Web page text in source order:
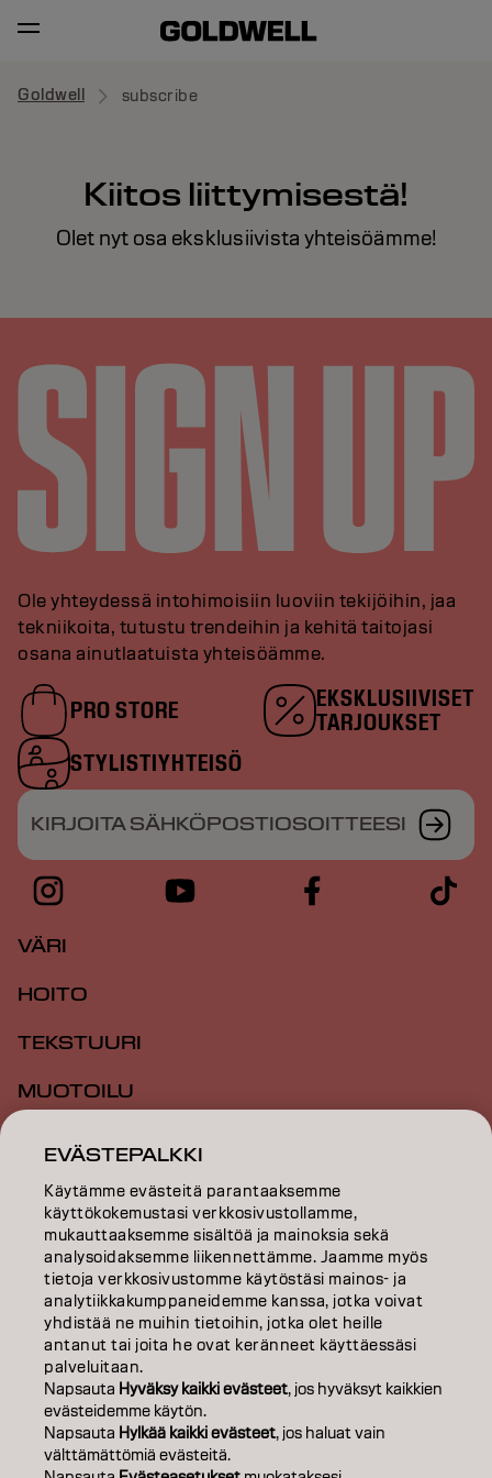
Goldwell subscribe
Kiitos liittymisestä!
Olet nyt osa eksklusiivista yhteisöämme!
Ole yhteydessä intohimoisiin luoviin tekijöihin, jaa
tekniikoita, tutustu trendeihin ja kehitä taitojasi
osana ainutlaatuista yhteisöämme.
PRO STORE
EKSKLUSIIVISET
TARJOUKSET
STYLISTIYHTEISÖ
KIRJOITA SÄHKÖPOSTIOSOITTEESI
VÄRI
HOITO
TEKSTUURI
MUOTOILU
INSPIRAATIO
KOULUTUS
TIETOA MEISTÄ
SALON FINDER
RYHDY KUMPPANIKSI
OTA YHTEYTTÄ
JulkaisijaTietosuojakäytäntö
EVÄSTEPALKKI
Käytämme evästeitä parantaaksemme
käyttökokemustasi verkkosivustollamme,
mukauttaaksemme sisältöä ja mainoksia sekä
analysoidaksemme liikennettämme. Jaamme myös
tietoja verkkosivustomme käytöstäsi mainos- ja
analytiikkakumppaneidemme kanssa, jotka voivat
yhdistää ne muihin tietoihin, jotka olet heille
antanut tai joita he ovat keränneet käyttäessäsi
palveluitaan.
Napsauta Hyväksy kaikki evästeet, jos hyväksyt kaikkien
evästeidemme käytön.
Napsauta Hylkää kaikki evästeet, jos haluat vain
välttämättömiä evästeitä.